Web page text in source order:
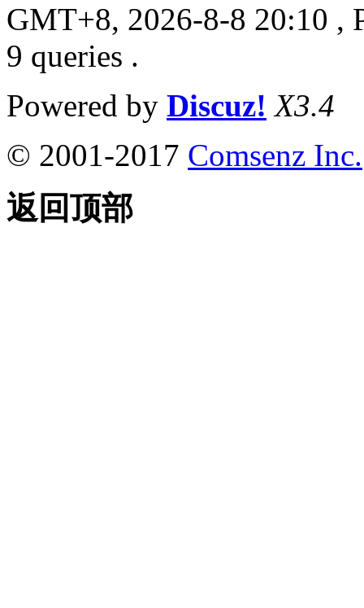
GMT+8, 2026-8-8 20:10 ,
9 queries .
Powered by Discuz! X3.4
© 2001-2017 Comsenz Inc.
返回顶部